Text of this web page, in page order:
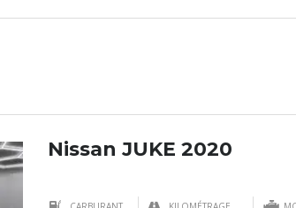
Nissan JUKE 2020